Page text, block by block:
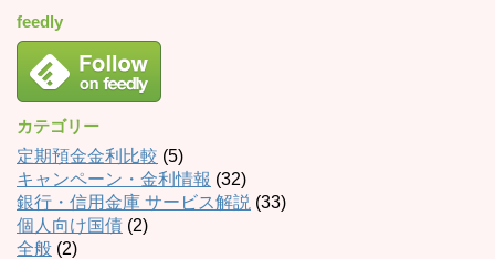
feedly
カテゴリー
定期預金金利比較 (5)
キャンペーン・金利情報 (32)
銀行・信用金庫 サービス解説 (33)
個人向け国債 (2)
全般 (2)